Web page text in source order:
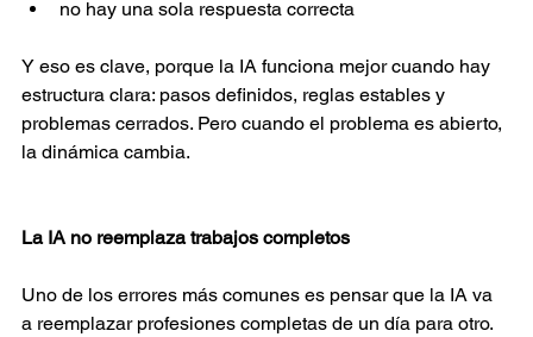
no hay una sola respuesta correcta
Y eso es clave, porque la IA funciona mejor cuando hay
estructura clara: pasos definidos, reglas estables y
problemas cerrados. Pero cuando el problema es abierto,
la dinámica cambia.
La IA no reemplaza trabajos completos
Uno de los errores más comunes es pensar que la IA va
a reemplazar profesiones completas de un día para otro.